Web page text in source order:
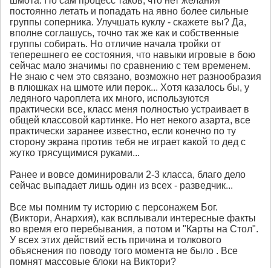
постоянно летать и попадать на явно более сильные
группы соперника. Улучшать куклу - скажете вы? Да,
вполне соглашусь, точно так же как и собственные
группы собирать. Но отличие начала тройки от
теперешнего ее состояния, что навыки игровые в бою
сейчас мало значимы по сравнению с тем временем.
Не знаю с чем это связано, возможно нет разнообразия
в плюшках на шмоте или перок... Хотя казалось бы, у
ледяного чароплета их много, используются
практически все, класс меня полностью устраивает в
общей классовой картинке. Но нет некого азарта, все
практически заранее известно, если конечно по ту
сторону экрана против тебя не играет какой то дед с
жутко трясущимися руками...
Ранее и вовсе доминировали 2-3 класса, благо дело
сейчас выпадает лишь один из всех - разведчик...
Все мы помним ту историю с персонажем Бог.
(Виктори, Анархия), как всплывали интересные факты
во время его перебывания, а потом и "Карты на Стол".
У всех этих действий есть причина и толкового
объяснения по поводу того момента не было . Все
помнят массовые блоки на Виктори?